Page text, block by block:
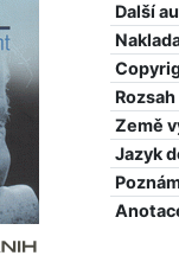
Další
Rozsah
Země
Jazyk